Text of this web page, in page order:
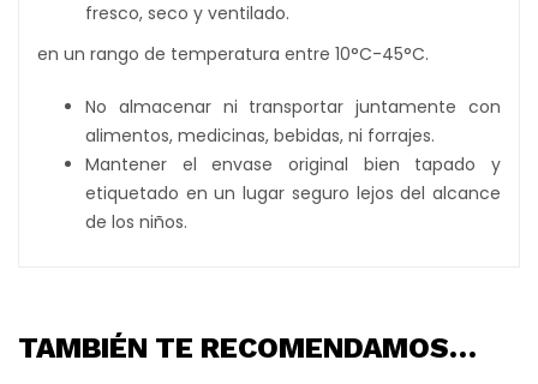
fresco, seco y ventilado.
en un rango de temperatura entre 10°C-45°C.
No almacenar ni transportar juntamente con
alimentos, medicinas, bebidas, ni forrajes.
Mantener el envase original bien tapado y
etiquetado en un lugar seguro lejos del alcance
de los niños.
TAMBIÉN TE RECOMENDAMOS…